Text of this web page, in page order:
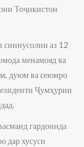
Тоҷикистон
синнусолии аз 12
менамояд ва
дуюм ва сеюмро
Ҷумҳурии
гардонида
дар хусуси